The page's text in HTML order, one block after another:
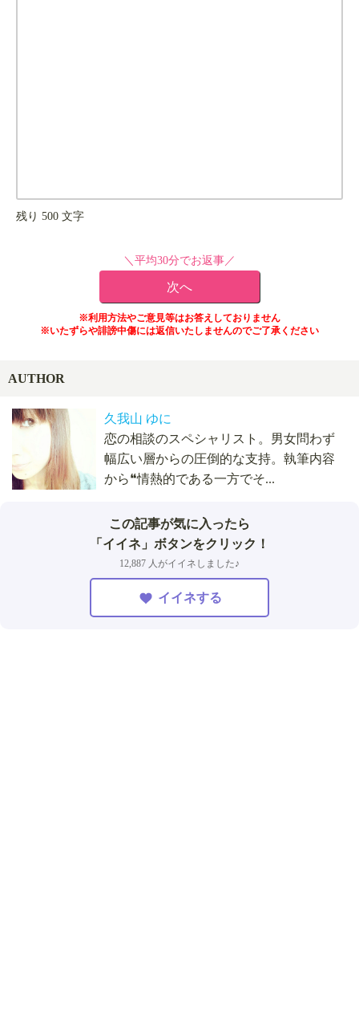
残り 500 文字
＼平均30分でお返事／
※利用方法やご意見等はお答えしておりません
※いたずらや誹謗中傷には返信いたしませんのでご了承ください
AUTHOR
久我山 ゆに
恋の相談のスペシャリスト。男女問わず
幅広い層からの圧倒的な支持。執筆内容
から❝情熱的である一方でそ...
この記事が気に入ったら
「イイネ」ボタンをクリック！
12,887 人がイイネしました♪
イイネする